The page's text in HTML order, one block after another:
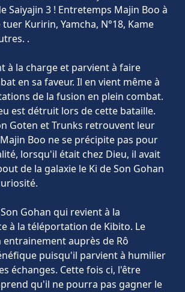
Saiyajin 3 ! Entretemps Majin Boo à
Kuririn, Yamcha, N°18, Kame
.
à la charge et parvient à faire
en sa faveur. Il en vient même à
de la fusion en plein combat.
est détruit lors de cette bataille.
Goten et Trunks retrouvent leur
Boo ne se précipite pas pour
lorsqu'il était chez Dieu, il avait
de la galaxie le Ki de Son Gohan
Gohan qui revient à la
à la téléportation de Kibito. Le
auprès de Rô
puisqu'il parvient à humilier
échanges. Cette fois ci, l'être
qu'il ne pourra pas gagner le